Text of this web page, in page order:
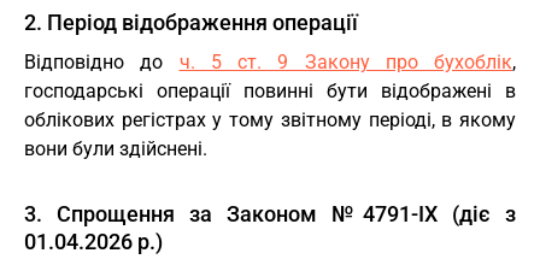
2. Період відображення операції
Відповідно до ч. 5 ст. 9 Закону про бухоблік,
господарські операції повинні бути відображені в
облікових регістрах у тому звітному періоді, в якому
вони були здійснені.
3. Спрощення за Законом №4791-IX (діє з
01.04.2026 р.)